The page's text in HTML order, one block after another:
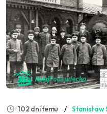
102 dni temu Stanisław